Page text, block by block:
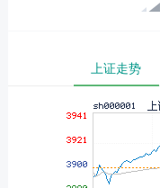
上证走势